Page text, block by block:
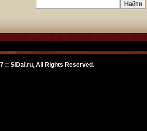
:: SlDal.ru, All Rights Reserved.